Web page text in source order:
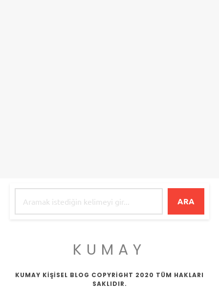
ARA
KUMAY
KUMAY KİŞİSEL BLOG COPYRİGHT 2020 TÜM HAKLARI
SAKLIDIR.